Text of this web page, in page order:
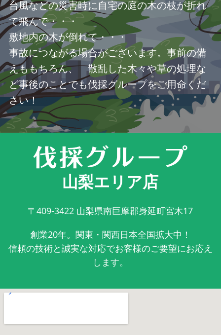
台風などの災害時に自宅の庭の木の枝が折れ
て飛んで・・・
敷地内の木が倒れて・・・
事故につながる場合がございます。事前の備
えももちろん、 散乱した木々や草の処理な
ど事後のことでも伐採グループをご用命くだ
さい！
山梨エリア店
〒409-3422 山梨県南巨摩郡身延町宮木17
創業20年。関東・関西日本全国拡大中！
信頼の技術と誠実な対応でお客様のご要望にお応え
します。